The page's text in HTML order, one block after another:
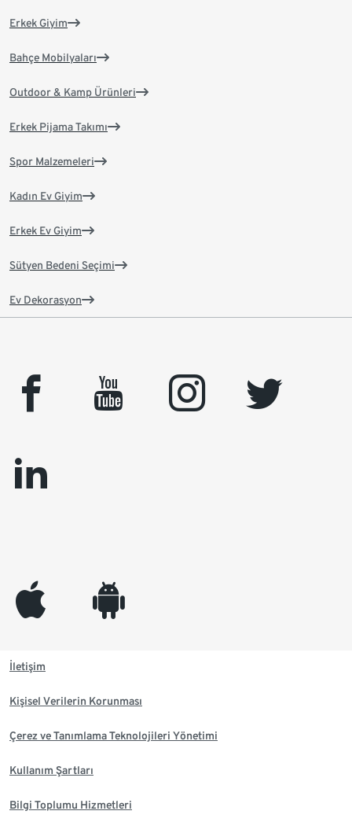
Erkek Giyim
Bahçe Mobilyaları
Outdoor & Kamp Ürünleri
Erkek Pijama Takımı
Spor Malzemeleri
Kadın Ev Giyim
Erkek Ev Giyim
Sütyen Bedeni Seçimi
Ev Dekorasyon
facebook youtube instagram
twitter
linkedin
appleinc android
İletişim
Kişisel Verilerin Korunması
Çerez ve Tanımlama Teknolojileri Yönetimi
Kullanım Şartları
Bilgi Toplumu Hizmetleri